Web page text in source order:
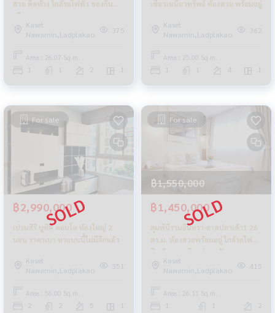
สวย ติดห้าง ใกล้รถไฟฟ้า ของกิน
เพียบ
Kaset
Nawamin,Ladplakao
375
Area : 26.07 Sq.m.
1 1 2 1
เขียวเหนี่ยวทรัพย์ ห้องสวย พร้อมอยู่
Kaset
Nawamin,Ladplakao
362
Area : 25.00 Sq.m.
1 1 4 1
For sale
฿2,990,000
เปรมสิริ บูทิค คอนโด ห้องใหญ่ 2
นอน ราคาเบา หาแบบนี้ไม่มีอีกแล้ว
Kaset
Nawamin,Ladplakao
351
Area : 56.00 Sq.m.
2 2 5 1
For sale
฿1,550,000
฿1,450,000
ลุมพินีรามอินทรา-ลาดปลาเค้า1 26
ตร.ม. ห้องสวยพร้อมอยู่ ใกล้รถไฟฟ้า
ติดห้าง ของกินอยู่รอบด้าน
Kaset
Nawamin,Ladplakao
415
Area : 26.11 Sq.m.
1 1 2